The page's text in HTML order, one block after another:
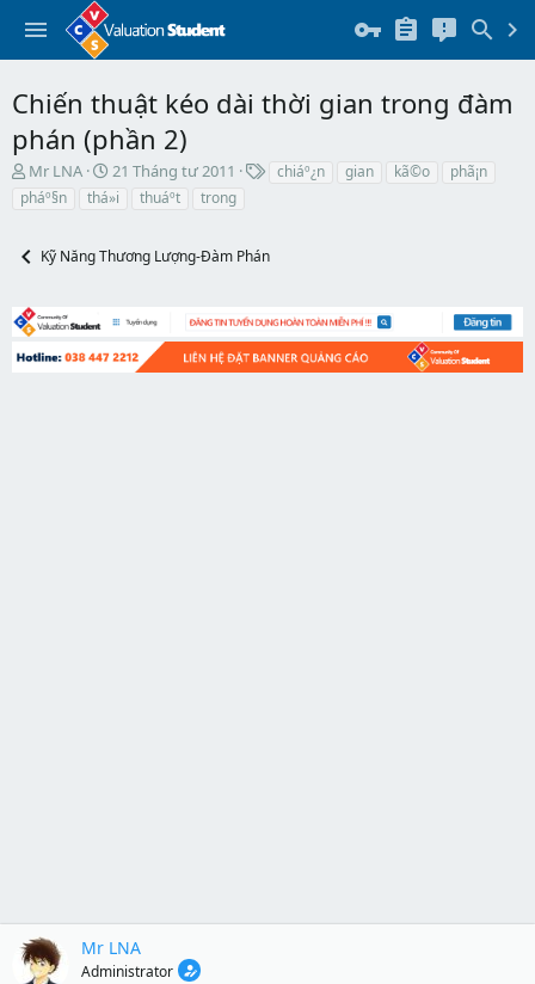
Chiến thuật kéo dài thời gian trong đàm
phán (phần 2)
T
h
a
t
a
r
Mr LNA
N
g
b
đ
u
21 Tháng tư 2011 chiáº¿n gian kã©o
phã¡n
pháº§n
thá»i thuáº­t trong
Kỹ Năng Thương Lượng-Đàm Phán
Mr LNA
Administrator